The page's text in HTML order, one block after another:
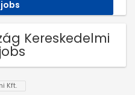
Kereskedelmi
Kft.